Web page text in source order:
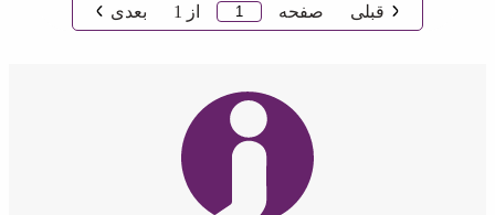
قبلی صفحه از 1 بعدی